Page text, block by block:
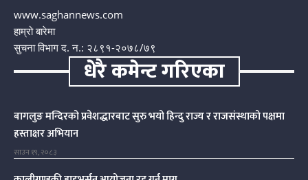
www.saghannews.com
हाम्रो बारेमा
सुचना विभाग द. न.: २८९१-२०७८/७९
धेरै कमेन्ट गरिएका
बागलुङ मन्दिरको प्रवेशद्धारबाट सुरु भयो हिन्दु राज्य र राजसंस्थाको पक्षमा
हस्ताक्षर अभियान
साउन १९, २०८३